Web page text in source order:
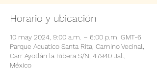
Horario y ubicación
10 may 2024, 9:00 a.m. – 6:00 p.m. GMT-6
Parque Acuatico Santa Rita, Camino Vecinal,
Carr Ayotlán la Ribera S/N, 47940 Jal.,
México